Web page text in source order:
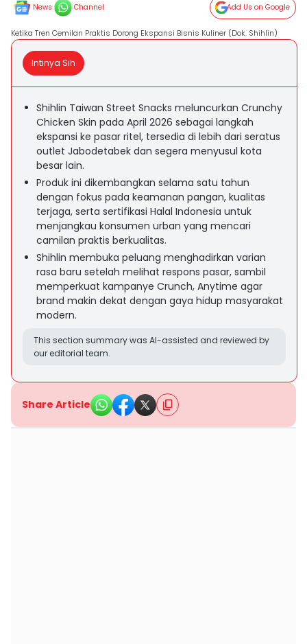
News Channel Add Us on Google
Ketika Tren Cemilan Praktis Dorong Ekspansi Bisnis Kuliner (Dok. Shihlin)
Intinya Sih
Shihlin Taiwan Street Snacks meluncurkan Crunchy
Chicken Skin pada April 2026 sebagai langkah
ekspansi ke pasar ritel, tersedia di lebih dari seratus
outlet Jabodetabek dan segera menyusul kota
besar lain.
Produk ini dikembangkan selama satu tahun
dengan fokus pada keamanan pangan, kualitas
terjaga, serta sertifikasi Halal Indonesia untuk
menjangkau konsumen urban yang mencari
camilan praktis berkualitas.
Shihlin membuka peluang menghadirkan varian
rasa baru setelah melihat respons pasar, sambil
memperkuat kampanye Crunch, Anytime agar
brand makin dekat dengan gaya hidup masyarakat
modern.
This section summary was AI-assisted and reviewed by
our editorial team.
Share Article